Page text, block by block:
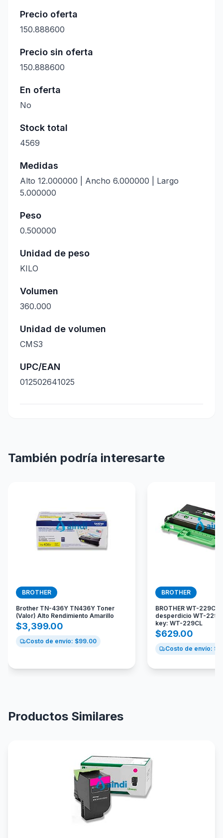
Precio oferta
150.888600
Precio sin oferta
150.888600
En oferta
No
Stock total
4569
Medidas
Alto 12.000000 | Ancho 6.000000 | Largo
5.000000
Peso
0.500000
Unidad de peso
KILO
Volumen
360.000
Unidad de volumen
CMS3
UPC/EAN
012502641025
También podría interesarte
BROTHER
Brother TN-436Y TN436Y Toner
(Valor) Alto Rendimiento Amarillo
$3,399.00
Costo de envío: $99.00
BROTHER
BROTHER WT-229CL
desperdicio WT-
key: WT-229CL
$629.00
Costo de envío: $
Productos Similares